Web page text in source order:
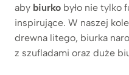
aby biurko było nie tylko
inspirujące. W naszej
drewna litego, biurka
z szufladami oraz duże